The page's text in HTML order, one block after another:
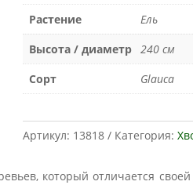
Растение
Ель
Высота / диаметр 240 см
Сорт
Glauca
Артикул: 13818 Категория:
который отличается